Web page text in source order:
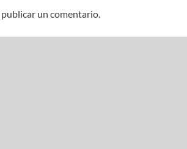
un comentario.